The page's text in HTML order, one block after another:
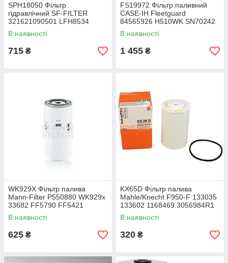
SPH18050 Фільтр
гідравлічний SF-FILTER
321621090501 LFH8534
32902301A CA151CD1
HF6173 SH63061 P565243
В наявності
715 ₴
FS19972 Фільтр паливний
CASE-IH Fleetguard
84565926 H510WK SN70242
33680 P551434 WF10128
WK8155 WK8179 SN70270
В наявності
1 455 ₴
WK929X Фільтр палива
Mann-Filter P550880 WK929x
33682 FF5790 FF5421
H414WK FF5612 KC188
В наявності
625 ₴
KX65D Фільтр палива
Mahle/Knecht F950-F 133035
133602 1168469 3056984R1
P550349 BFU900X FF5054
95133E E10KFR4D10
В наявності
320 ₴